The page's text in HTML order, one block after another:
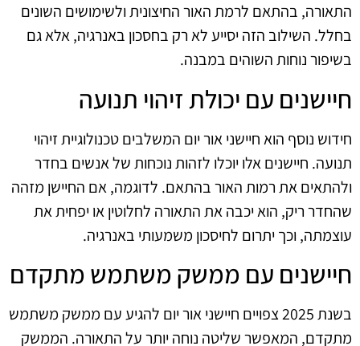
התאורה, בהתאם לרמת האור החיצונית ולשימושים השונים
בחלל. השילוב הזה יסייע לא רק בחסכון באנרגיה, אלא גם
בשיפור נוחות השוהים במבנה.
חיישנים עם יכולת זיהוי תנועה
חידוש נוסף הוא חיישני אור יום המשלבים טכנולוגיית זיהוי
תנועה. חיישנים אלו יוכלו לזהות נוכחות של אנשים בחדר
ולהתאים את רמות האור בהתאם. לדוגמה, אם החיישן מזהה
שהחדר ריק, הוא יכבה את התאורה לחלוטין או יפחית את
עוצמתה, וכך יתרום לחיסכון משמעותי באנרגיה.
חיישנים עם ממשק משתמש מתקדם
בשנת 2025 צפויים חיישני אור יום להגיע עם ממשק משתמש
מתקדם, המאפשר שליטה נוחה יותר על התאורה. הממשק